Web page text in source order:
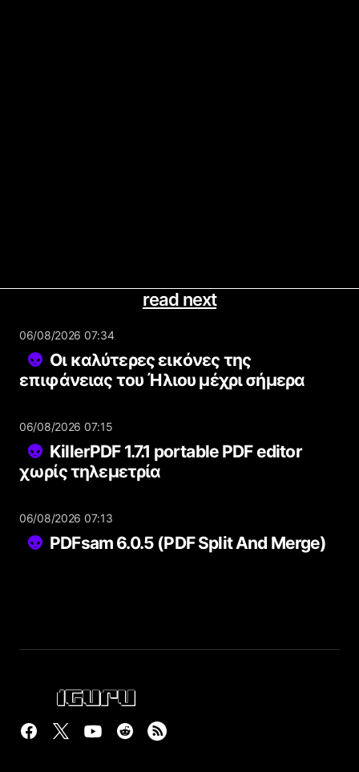
read next
06/08/2026 07:34
Οι καλύτερες εικόνες της
επιφάνειας του Ήλιου μέχρι σήμερα
06/08/2026 07:15
KillerPDF 1.7.1 portable PDF editor
χωρίς τηλεμετρία
06/08/2026 07:13
PDFsam 6.0.5 (PDF Split And Merge)